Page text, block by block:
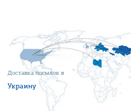
Доставка посылок в
Украину